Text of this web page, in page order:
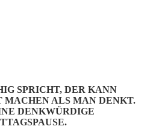
SPRICHT, DER KANN
MACHEN ALS MAN DENKT.
DENKWÜRDIGE